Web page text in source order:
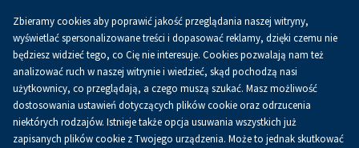
0.00 złKoszykPL
Strona główna O firmie Aktualności
Aktualności
Zbieramy cookies aby poprawić jakość przeglądania naszej witryny,
wyświetlać spersonalizowane treści i dopasować reklamy, dzięki czemu nie
będziesz widzieć tego, co Cię nie interesuje. Cookies pozwalają nam też
analizować ruch w naszej witrynie i wiedzieć, skąd pochodzą nasi
użytkownicy, co przeglądają, a czego muszą szukać. Masz możliwość
dostosowania ustawień dotyczących plików cookie oraz odrzucenia
niektórych rodzajów. Istnieje także opcja usuwania wszystkich już
zapisanych plików cookie z Twojego urządzenia. Może to jednak skutkować